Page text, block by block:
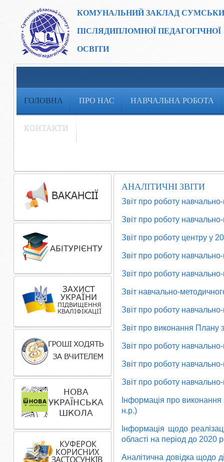
КОМУНАЛЬНИЙ ЗАКЛАД
ПІСЛЯДИПЛОМНОЇ ПЕДАГОГІЧНОЇ
ОСВІТИ
ГОЛОВНА ПРО НАС НАВЧАЛЬНА РОБОТА
КОНТАКТИ
АНАЛІТИЧНІ ЗВІТИ
Звіт про роботу
Звіт про роботу
Звіт про роботу центру у
Звіт про роботу
Звіт про роботу
Звіт навчально-
Звіт про роботу
Звіт про виконання Плану
Звіт про роботу навчально-
Звіт про роботу
Звіт про роботу
Інформація про
н.р.)
Інформація щодо
області на період до 2020
Аналітична довідка щодо